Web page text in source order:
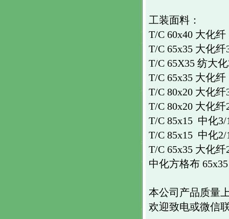
工装面料 ：
T/C 60x40 大化
T/C 65x35 大化纤
T/C 65X35 纺大
T/C 65x35 大化
T/C 80x20 大化
T/C 80x20 大化
T/C 85x15 中化
T/C 85x15 中化
T/C 65x35 大化
中化方格布
本公司产品质量
欢迎致电或微信